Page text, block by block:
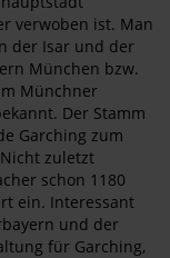
verwoben ist. Man
der Isar und der
München bzw.
Münchner
Der Stamm
Garching zum
zuletzt
schon 1180
ein. Interessant
und der
für Garching,